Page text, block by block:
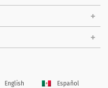
English Español